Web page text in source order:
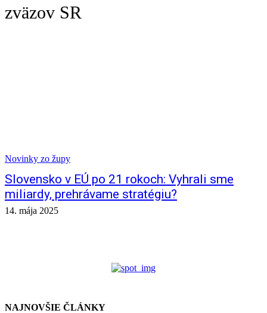
zväzov SR
Novinky zo župy
Slovensko v EÚ po 21 rokoch: Vyhrali sme
miliardy, prehrávame stratégiu?
14. mája 2025
NAJNOVŠIE ČLÁNKY